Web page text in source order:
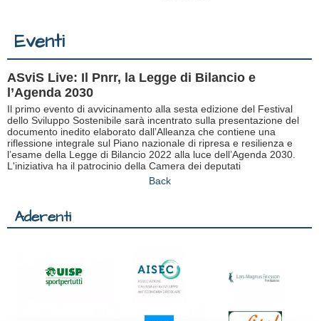
Eventi
ASviS Live: Il Pnrr, la Legge di Bilancio e
l’Agenda 2030
Il primo evento di avvicinamento alla sesta edizione del Festival
dello Sviluppo Sostenibile sarà incentrato sulla presentazione del
documento inedito elaborato dall’Alleanza che contiene una
riflessione integrale sul Piano nazionale di ripresa e resilienza e
l’esame della Legge di Bilancio 2022 alla luce dell’Agenda 2030.
L'iniziativa ha il patrocinio della Camera dei deputati
Back
Aderenti